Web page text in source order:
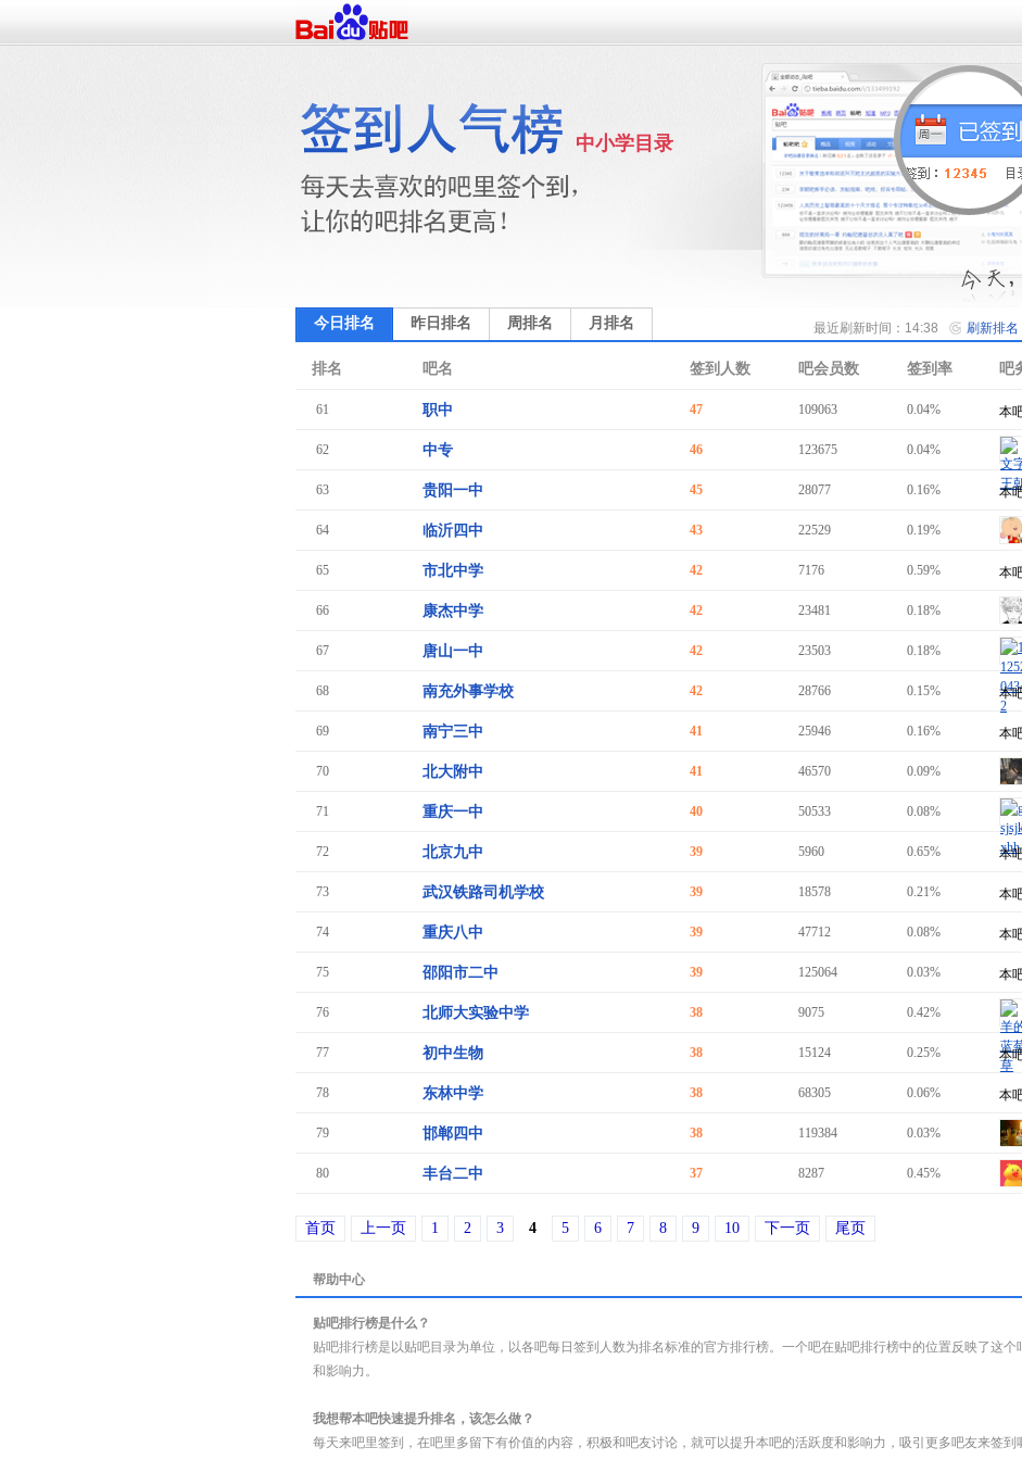
中小学目录
今日排名 昨日排名 周排名 月排名 刷新排名
最近刷新时间：14:38
排名 吧名 签到人数 吧会员数 签到率 吧
61 职中 47 109063 0.04% 本
62 中专 46 123675 0.04%
63 贵阳一中 45 28077 0.16% 本
64 临沂四中 43 22529 0.19%
65 市北中学 42 7176 0.59% 本
66 康杰中学 42 23481 0.18%
67 唐山一中 42 23503 0.18%
68 南充外事学校 42 28766 0.15% 本
69 南宁三中 41 25946 0.16% 本
70 北大附中 41 46570 0.09%
71 重庆一中 40 50533 0.08%
72 北京九中 39 5960 0.65% 本
73 武汉铁路司机学校 39 18578 0.21% 本
74 重庆八中 39 47712 0.08% 本
75 邵阳市二中 39 125064 0.03% 本
76 北师大实验中学 38 9075 0.42%
77 初中生物 38 15124 0.25% 本
78 东林中学 38 68305 0.06% 本
79 邯郸四中 38 119384 0.03%
80 丰台二中 37 8287 0.45%
首页 上一页 1 2 3 4 5 6 7 8 9 10 下一页 尾页
帮助中心
贴吧排行榜是什么？
贴吧排行榜是以贴吧目录为单位，以各吧每日签到人数为排名标准的官方排行榜。一个吧在贴吧排行榜中的位置反映了这
和影响力。
我想帮本吧快速提升排名，该怎么做？
每天来吧里签到，在吧里多留下有价值的内容，积极和吧友讨论，就可以提升本吧的活跃度和影响力，吸引更多吧友来签到